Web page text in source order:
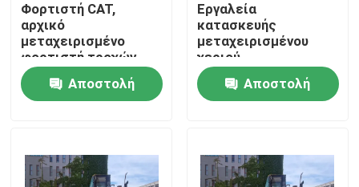
Σπίτι
Βίντεο
Φορτιστή CAT,
αρχικό
μεταχειρισμένο
φορτιστή τροχών
XCMG, φορτιστή
SDLG
Αποστολή
Εργαλεία
κατασκευής
μεταχειρισμένου
χεριού
Αποστολή